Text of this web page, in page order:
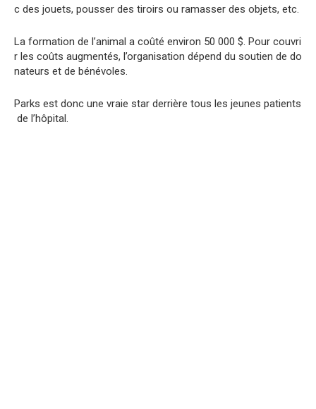
c des jouets, pousser des tiroirs ou ramasser des objets, etc.
La formation de l’animal a coûté environ 50 000 $. Pour couvri
r les coûts augmentés, l’organisation dépend du soutien de do
nateurs et de bénévoles.
Parks est donc une vraie star derrière tous les jeunes patients
de l’hôpital.